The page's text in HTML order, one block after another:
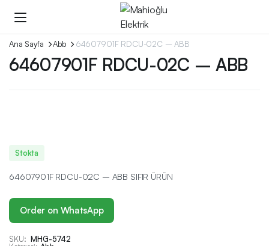
Ana Sayfa Abb 64607901F RDCU-02C – ABB
64607901F RDCU-02C – ABB
Stokta
64607901F RDCU-02C – ABB SIFIR ÜRÜN
Order on WhatsApp
SKU: MHG-5742